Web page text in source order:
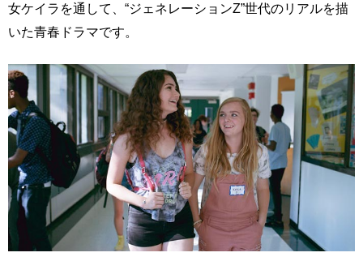
女ケイラを通して、“ジェネレーションZ”世代のリアルを描
いた青春ドラマです。